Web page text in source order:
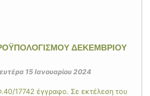
ΔΕΚΕΜΒΡΙΟΥ
15 Ιανουαρίου 2024
17742 έγγραφο. Σε εκτέλεση του